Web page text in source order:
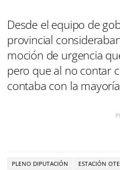
Desde el equipo de
provincial
moción de urgencia
pero que al no contar
contaba con la
PLENO DIPUTACIÓN ESTACIÓN